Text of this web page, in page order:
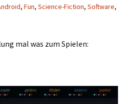
, Fun, Science-Fiction, Software,
mal was zum Spielen: